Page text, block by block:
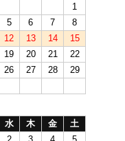
1
5 6 7
8
12 13 14
15
19 20 21
22
26 27 28
29
水 木 金
土